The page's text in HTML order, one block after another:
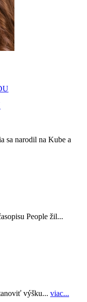
sa narodil na Kube a
People žil...
výšku... viac...